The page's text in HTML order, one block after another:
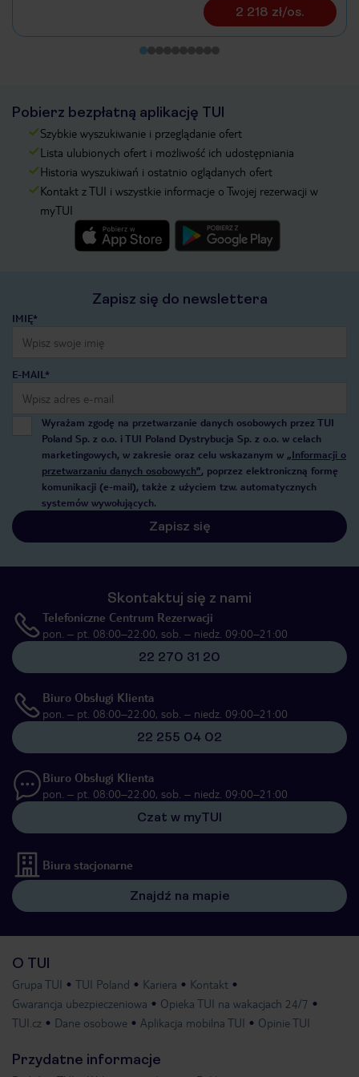
2 218 zł/os.
Pobierz bezpłatną aplikację TUI
Szybkie wyszukiwanie i przeglądanie ofert
Lista ulubionych ofert i możliwość ich udostępniania
Historia wyszukiwań i ostatnio oglądanych ofert
Kontakt z TUI i wszystkie informacje o Twojej rezerwacji w
myTUI
Zapisz się do newslettera
IMIĘ*
E-MAIL*
Wyrażam zgodę na przetwarzanie danych osobowych przez TUI
Poland Sp. z o.o. i TUI Poland Dystrybucja Sp. z o.o. w celach
marketingowych, w zakresie oraz celu wskazanym w „Informacji o
przetwarzaniu danych osobowych”, poprzez elektroniczną formę
komunikacji (e-mail), także z użyciem tzw. automatycznych
systemów wywołujących.
Zapisz się
Skontaktuj się z nami
Telefoniczne Centrum Rezerwacji
pon. – pt. 08:00–22:00, sob. – niedz. 09:00–21:00
22 270 31 20
Biuro Obsługi Klienta
pon. – pt. 08:00–22:00, sob. – niedz. 09:00–21:00
22 255 04 02
Biuro Obsługi Klienta
pon. – pt. 08:00–22:00, sob. – niedz. 09:00–21:00
Czat w myTUI
Biura stacjonarne
Znajdź na mapie
O TUI
Grupa TUI TUI Poland Kariera
Kontakt
Gwarancja ubezpieczeniowa
Opieka TUI na wakacjach 24/7
TUI.cz
Dane osobowe Aplikacja mobilna TUI Opinie TUI
Przydatne informacje